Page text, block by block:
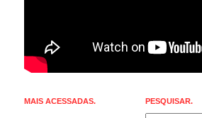
MAIS ACESSADAS. PESQUISAR.